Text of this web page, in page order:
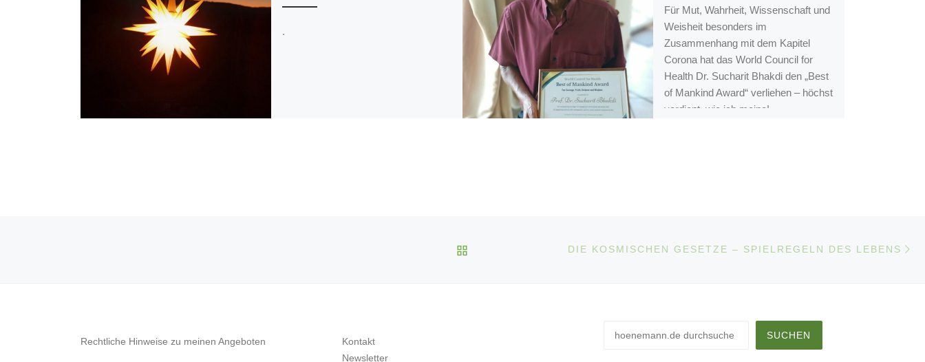
.
Für Mut, Wahrheit, Wissenschaft und
Weisheit besonders im
Zusammenhang mit dem Kapitel
Corona hat das World Council for
Health Dr. Sucharit Bhakdi den „Best
of Mankind Award“ verliehen – höchst
verdient, wie ich meine!
ZURÜCK ZUR BEITRAGSLISTEDIE KOSMISCHEN GESETZE – SPIELREGELN DES LEBENS
Rechtliche Hinweise zu meinen Angeboten
Kontakt
Newsletter
SUCHEN